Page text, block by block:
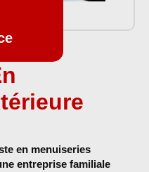
en menuiseries
entreprise familiale